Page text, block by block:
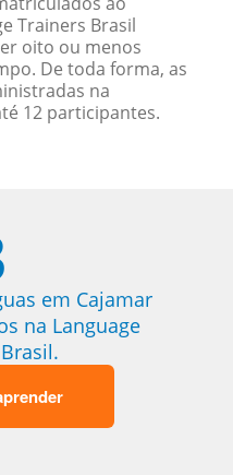
Trainers Brasil
oito ou menos
De toda forma, as
na
12 participantes.
em Cajamar
na Language